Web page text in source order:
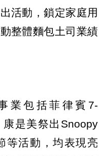
活動，鎖定家庭用
整體麵包土司業績
業包括菲律賓7-
是美祭出Snoopy
等活動，均表現亮